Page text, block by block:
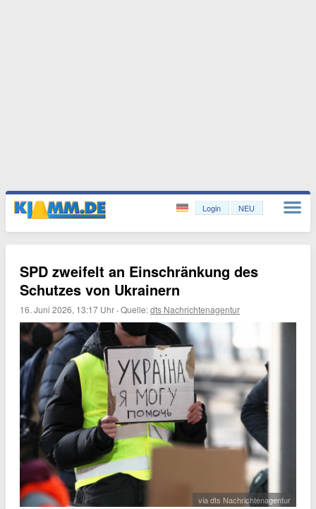
Login NEU
SPD zweifelt an Einschränkung des
Schutzes von Ukrainern
16. Juni 2026, 13:17 Uhr ·Quelle:dts Nachrichtenagentur
via dts Nachrichtenagentur